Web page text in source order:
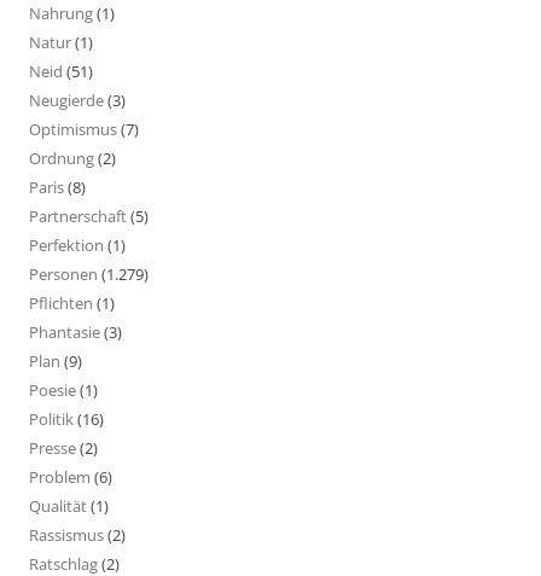
Nahrung(1)
Natur(1)
Neid (51)
Neugierde(3)
Optimismus(7)
Ordnung(2)
Paris(8)
Partnerschaft(5)
Perfektion (1)
Personen (1.279)
Pflichten (1)
Phantasie(3)
Plan (9)
Poesie(1)
Politik(16)
Presse(2)
Problem (6)
Qualität(1)
Rassismus(2)
Ratschlag(2)